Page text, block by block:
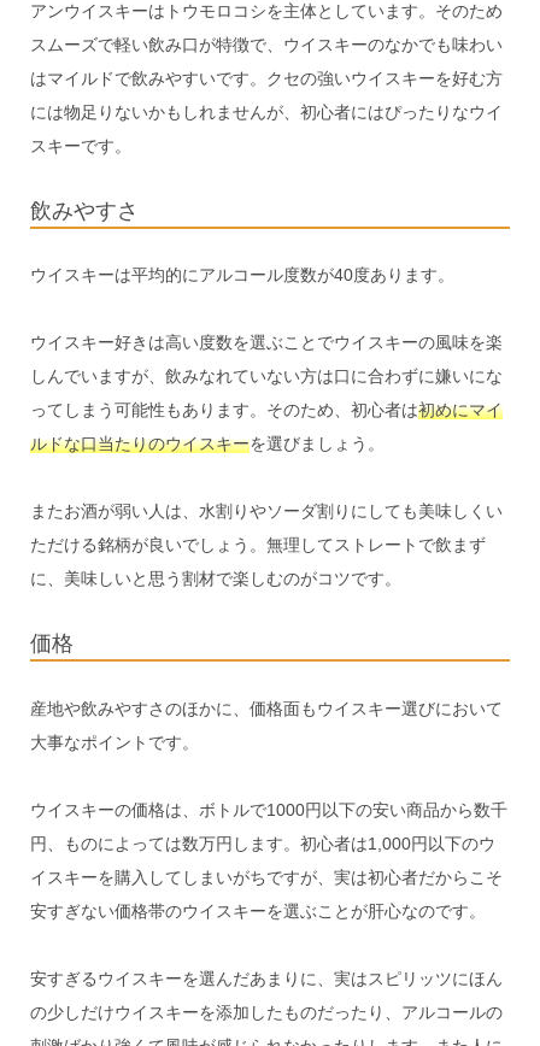
アンウイスキーはトウモロコシを主体としています。そのため
スムーズで軽い飲み口が特徴で、ウイスキーのなかでも味わい
はマイルドで飲みやすいです。クセの強いウイスキーを好む方
には物足りないかもしれませんが、初心者にはぴったりなウイ
スキーです。
飲みやすさ
ウイスキーは平均的にアルコール度数が40度あります。
ウイスキー好きは高い度数を選ぶことでウイスキーの風味を楽
しんでいますが、飲みなれていない方は口に合わずに嫌いにな
ってしまう可能性もあります。そのため、初心者は初めにマイ
ルドな口当たりのウイスキーを選びましょう。
またお酒が弱い人は、水割りやソーダ割りにしても美味しくい
ただける銘柄が良いでしょう。無理してストレートで飲まず
に、美味しいと思う割材で楽しむのがコツです。
価格
産地や飲みやすさのほかに、価格面もウイスキー選びにおいて
大事なポイントです。
ウイスキーの価格は、ボトルで1000円以下の安い商品から数千
円、ものによっては数万円します。初心者は1,000円以下のウ
イスキーを購入してしまいがちですが、実は初心者だからこそ
安すぎない価格帯のウイスキーを選ぶことが肝心なのです。
安すぎるウイスキーを選んだあまりに、実はスピリッツにほん
の少しだけウイスキーを添加したものだったり、アルコールの